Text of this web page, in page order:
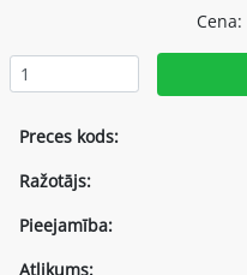
Cena:
Preces kods:
Ražotājs:
Pieejamība:
Atlikums: